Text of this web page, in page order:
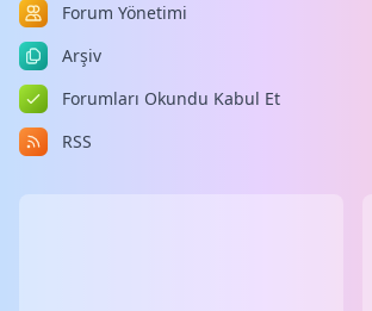
Forum Yönetimi
Arşiv
Forumları Okundu Kabul Et
RSS